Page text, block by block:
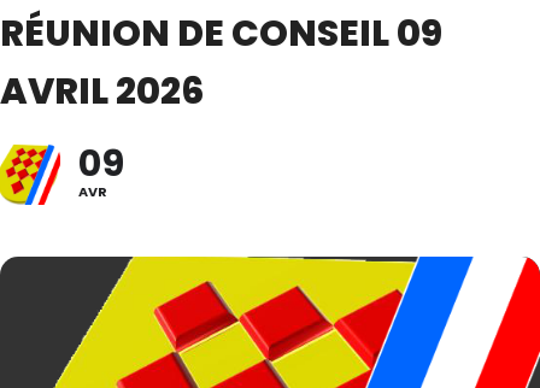
RÉUNION DE CONSEIL 09
AVRIL 2026
09
AVR